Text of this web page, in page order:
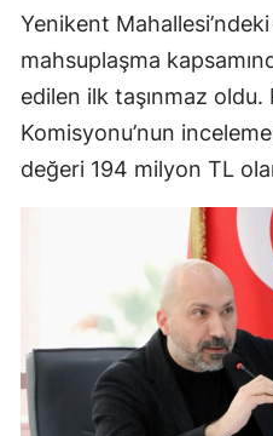
Yenikent
mahsuplaşma
edilen ilk taşınmaz oldu.
Komisyonu’nun
değeri 194 milyon TL